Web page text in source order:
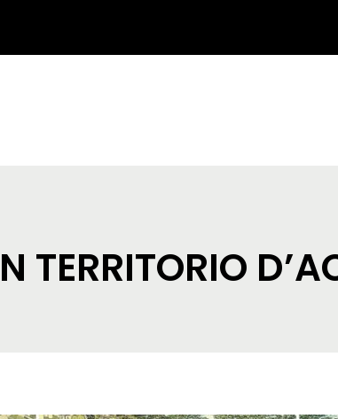
TERRITORIO